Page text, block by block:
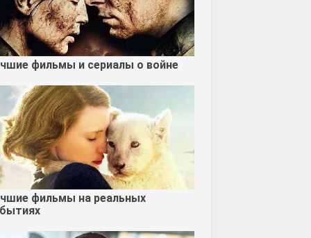
фильмы и сериалы о войне
фильмы на реальных